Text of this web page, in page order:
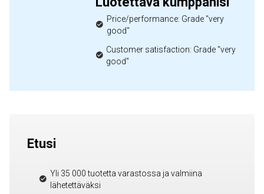
Price/performance: Grade "very
good"
Customer satisfaction: Grade "very
good"
Etusi
Yli 35 000 tuotetta varastossa ja valmiina
lähetettäväksi